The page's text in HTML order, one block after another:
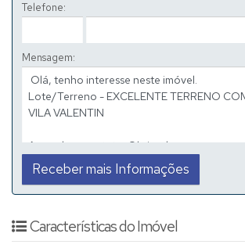
Telefone:
Mensagem:
Características do Imóvel